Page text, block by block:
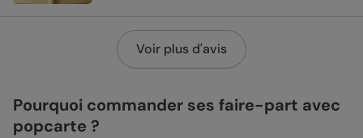
Voir plus d'avis
Pourquoi commander ses faire-part avec
popcarte ?